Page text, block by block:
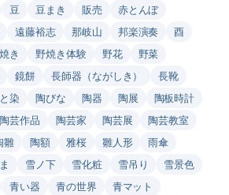
豆 豆まき 販売
赤とんぼ
遠藤裕志 那岐山 邦楽演奏
酉
き 野焼き体験 野花
野菜
鏡餅 長師器（ながしき）
長靴
染 陶びな 陶器 陶展
陶板時計
陶芸作品 陶芸家 陶芸展
陶芸教室
雛 陶額 雅桜 雛人形
雨傘
雪ノ下 雪化粧 雪吊り
雪景色
青い器 青の世界
青マット